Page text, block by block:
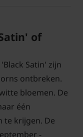
of
Satin' zijn
ontbreken.
bloemen. De
één
te krijgen. De
-